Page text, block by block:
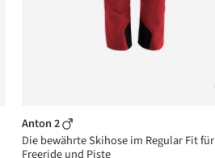
Anton 2
Die bewährte Skihose im Regular Fit für